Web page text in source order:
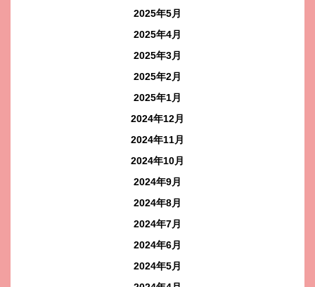
2025年5月
2025年4月
2025年3月
2025年2月
2025年1月
2024年12月
2024年11月
2024年10月
2024年9月
2024年8月
2024年7月
2024年6月
2024年5月